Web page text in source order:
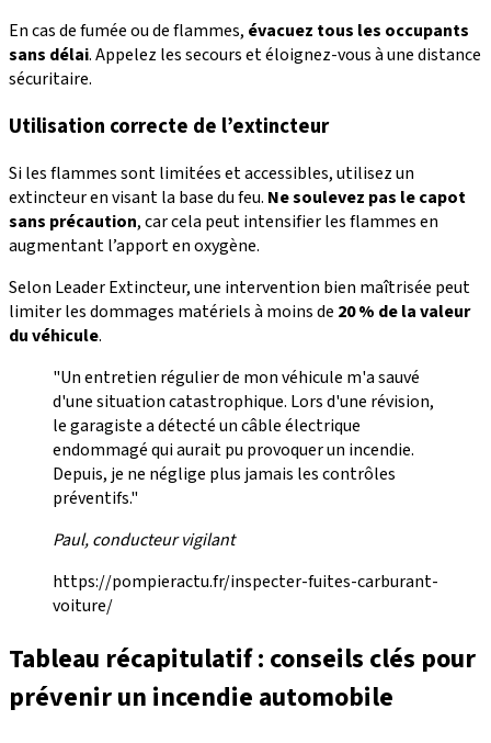
En cas de fumée ou de flammes, évacuez tous les occupants
sans délai. Appelez les secours et éloignez-vous à une distance
sécuritaire.
Utilisation correcte de l’extincteur
Si les flammes sont limitées et accessibles, utilisez un
extincteur en visant la base du feu. Ne soulevez pas le capot
sans précaution, car cela peut intensifier les flammes en
augmentant l’apport en oxygène.
Selon Leader Extincteur, une intervention bien maîtrisée peut
limiter les dommages matériels à moins de 20 % de la valeur
du véhicule.
"Un entretien régulier de mon véhicule m'a sauvé
d'une situation catastrophique. Lors d'une révision,
le garagiste a détecté un câble électrique
endommagé qui aurait pu provoquer un incendie.
Depuis, je ne néglige plus jamais les contrôles
préventifs."
Paul, conducteur vigilant
https://pompieractu.fr/inspecter-fuites-carburant-
voiture/
Tableau récapitulatif : conseils clés pour
prévenir un incendie automobile